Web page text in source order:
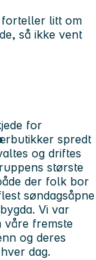
forteller litt om
så ikke vent
for
spredt
og driftes
største
der folk bor
søndagsåpne
Vi var
våre fremste
og deres
dag.